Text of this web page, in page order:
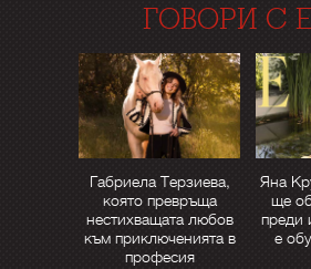
ГОВОРИ С
Габриела Терзиева,
която превръща
нестихващата любов
към приключенията в
професия
Яна
ще
преди
е